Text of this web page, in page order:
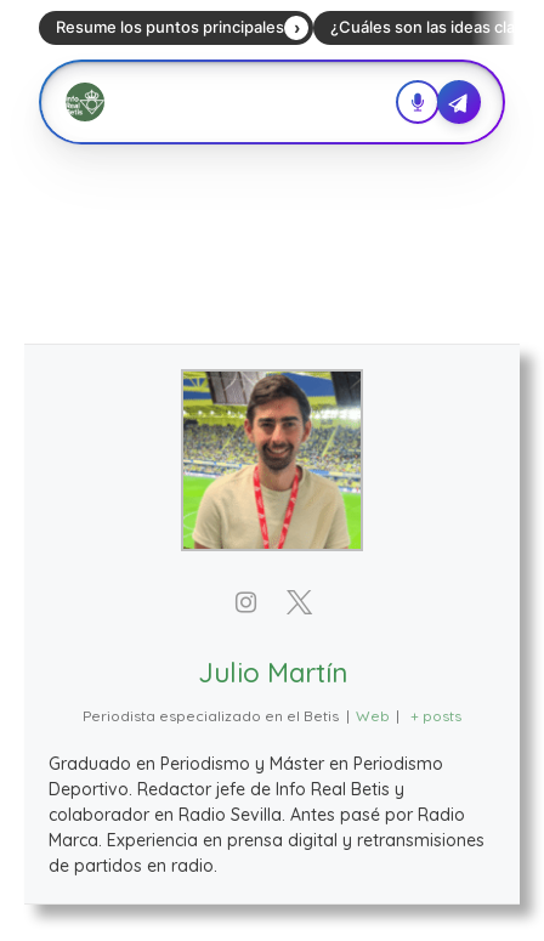
Julio Martín
Periodista especializado en el Betis | Web | + posts
Graduado en Periodismo y Máster en Periodismo
Deportivo. Redactor jefe de Info Real Betis y
colaborador en Radio Sevilla. Antes pasé por Radio
Marca. Experiencia en prensa digital y retransmisiones
de partidos en radio.